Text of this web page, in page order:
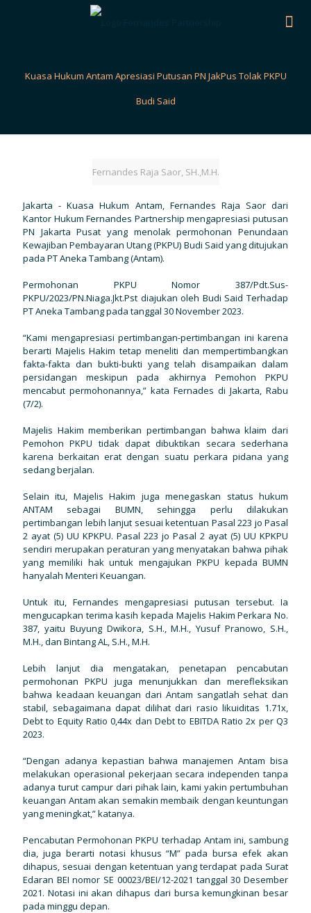
Kuasa Hukum Antam Apresiasi Putusan PN JakPus Tolak PKPU
Budi Said
Fernandes Raja Saor, SH.,M.H.
Jakarta - Kuasa Hukum Antam, Fernandes Raja Saor dari
Kantor Hukum Fernandes Partnership mengapresiasi putusan
PN Jakarta Pusat yang menolak permohonan Penundaan
Kewajiban Pembayaran Utang (PKPU) Budi Said yang ditujukan
pada PT Aneka Tambang (Antam).
Permohonan PKPU Nomor 387/Pdt.Sus-
PKPU/2023/PN.Niaga.Jkt.Pst diajukan oleh Budi Said Terhadap
PT Aneka Tambang pada tanggal 30 November 2023.
“Kami mengapresiasi pertimbangan-pertimbangan ini karena
berarti Majelis Hakim tetap meneliti dan mempertimbangkan
fakta-fakta dan bukti-bukti yang telah disampaikan dalam
persidangan meskipun pada akhirnya Pemohon PKPU
mencabut permohonannya,” kata Fernades di Jakarta, Rabu
(7/2).
Majelis Hakim memberikan pertimbangan bahwa klaim dari
Pemohon PKPU tidak dapat dibuktikan secara sederhana
karena berkaitan erat dengan suatu perkara pidana yang
sedang berjalan.
Selain itu, Majelis Hakim juga menegaskan status hukum
ANTAM sebagai BUMN, sehingga perlu dilakukan
pertimbangan lebih lanjut sesuai ketentuan Pasal 223 jo Pasal
2 ayat (5) UU KPKPU. Pasal 223 jo Pasal 2 ayat (5) UU KPKPU
sendiri merupakan peraturan yang menyatakan bahwa pihak
yang memiliki hak untuk mengajukan PKPU kepada BUMN
hanyalah Menteri Keuangan.
Untuk itu, Fernandes mengapresiasi putusan tersebut. Ia
mengucapkan terima kasih kepada Majelis Hakim Perkara No.
387, yaitu Buyung Dwikora, S.H., M.H., Yusuf Pranowo, S.H.,
M.H., dan Bintang AL, S.H., M.H.
Lebih lanjut dia mengatakan, penetapan pencabutan
permohonan PKPU juga menunjukkan dan merefleksikan
bahwa keadaan keuangan dari Antam sangatlah sehat dan
stabil, sebagaimana dapat dilihat dari rasio likuiditas 1.71x,
Debt to Equity Ratio 0,44x dan Debt to EBITDA Ratio 2x per Q3
2023.
“Dengan adanya kepastian bahwa manajemen Antam bisa
melakukan operasional pekerjaan secara independen tanpa
adanya turut campur dari pihak lain, kami yakin pertumbuhan
keuangan Antam akan semakin membaik dengan keuntungan
yang meningkat,” katanya.
Pencabutan Permohonan PKPU terhadap Antam ini, sambung
dia, juga berarti notasi khusus “M” pada bursa efek akan
dihapus, sesuai dengan ketentuan yang terdapat pada Surat
Edaran BEI nomor SE 00023/BEI/12-2021 tanggal 30 Desember
2021. Notasi ini akan dihapus dari bursa kemungkinan besar
pada minggu depan.